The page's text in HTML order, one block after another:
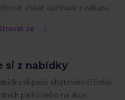
získat cashback z nákupu.
se
si z nabídky
skipasů, ubytování či lístků
parků nebo na akce.